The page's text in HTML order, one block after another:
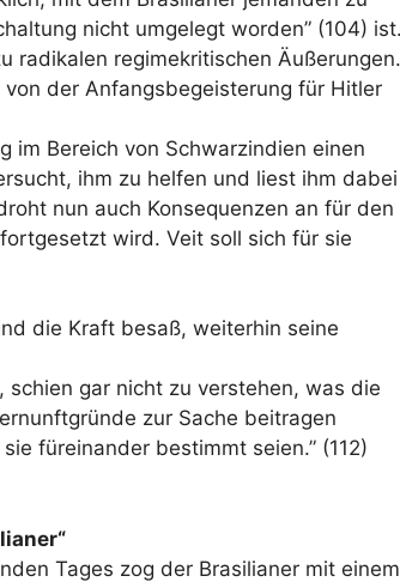
nicht umgelegt worden” (104) ist.
radikalen regimekritischen Äußerungen.
der Anfangsbegeisterung für Hitler
im Bereich von Schwarzindien einen
ihm zu helfen und liest ihm dabei
nun auch Konsequenzen an für den
wird. Veit soll sich für sie
die Kraft besaß, weiterhin seine
schien gar nicht zu verstehen, was die
zur Sache beitragen
füreinander bestimmt seien.” (112)
Tages zog der Brasilianer mit einem